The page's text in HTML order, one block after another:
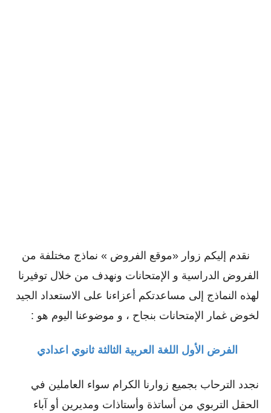
نقدم إليكم زوار «موقع الفروض » نماذج مختلفة من
الفروض الدراسية و الإمتحانات ونهدف من خلال توفيرنا
لهذه النماذج إلى مساعدتكم أعزاءنا على الاستعداد الجيد
لخوض غمار الإمتحانات بنجاح ، و موضوعنا اليوم هو :
الفرض الأول اللغة العربية الثالثة ثانوي اعدادي
نجدد الترحاب بجميع زوارنا الكرام سواء العاملين في
الحقل التربوي من أساتذة وأستاذات ومديرين أو ﺁباء